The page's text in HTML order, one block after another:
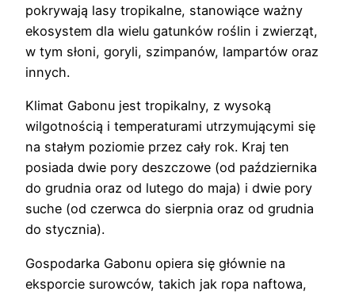
pokrywają lasy tropikalne, stanowiące ważny
ekosystem dla wielu gatunków roślin i zwierząt,
w tym słoni, goryli, szimpanów, lampartów oraz
innych.
Klimat Gabonu jest tropikalny, z wysoką
wilgotnością i temperaturami utrzymującymi się
na stałym poziomie przez cały rok. Kraj ten
posiada dwie pory deszczowe (od października
do grudnia oraz od lutego do maja) i dwie pory
suche (od czerwca do sierpnia oraz od grudnia
do stycznia).
Gospodarka Gabonu opiera się głównie na
eksporcie surowców, takich jak ropa naftowa,